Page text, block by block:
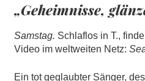
„Geheimnisse,
Samstag. Schlaflos in T.,
Video im weltweiten Netz:
Ein tot geglaubter Sänger,